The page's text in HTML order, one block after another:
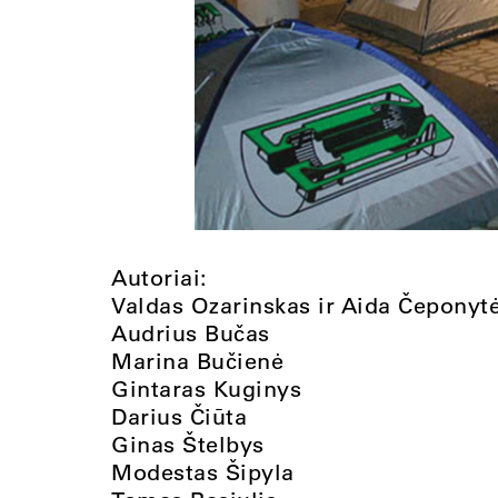
Autoriai:
Valdas Ozarinskas ir Aida
Audrius Bučas
Marina Bučienė
Gintaras Kuginys
Darius Čiūta
Ginas Štelbys
Modestas Šipyla